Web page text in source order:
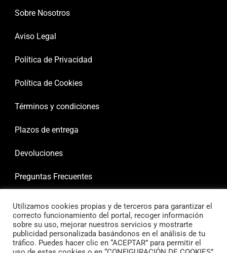
Sobre Nosotros
Aviso Legal
Política de Privacidad
Política de Cookies
Términos y condiciones
Plazos de entrega
Devoluciones
Preguntas Frecuentes
Utilizamos cookies propias y de terceros para garantizar el
correcto funcionamiento del portal, recoger información
sobre su uso, mejorar nuestros servicios y mostrarte
publicidad personalizada basándonos en el análisis de tu
tráfico. Puedes hacer clic en “ACEPTAR” para permitir el